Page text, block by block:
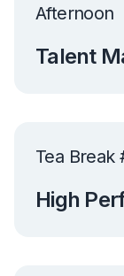
Afternoon
Talent
Tea Break
High